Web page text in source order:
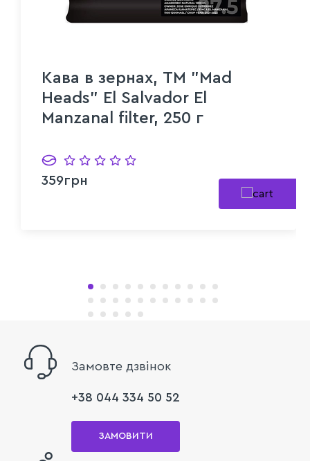
Кава в зернах, ТМ "Mad
Heads" El Salvador El
Manzanal filter, 250 г
359грн
Замовте дзвінок
+38 044 334 50 52
ЗАМОВИТИ